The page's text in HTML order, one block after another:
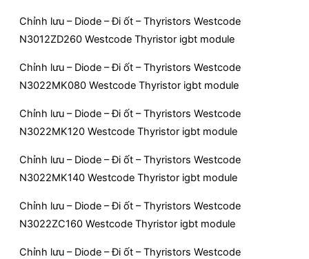
Chỉnh lưu – Diode – Đi ốt – Thyristors Westcode
N3012ZD260 Westcode Thyristor igbt module
Chỉnh lưu – Diode – Đi ốt – Thyristors Westcode
N3022MK080 Westcode Thyristor igbt module
Chỉnh lưu – Diode – Đi ốt – Thyristors Westcode
N3022MK120 Westcode Thyristor igbt module
Chỉnh lưu – Diode – Đi ốt – Thyristors Westcode
N3022MK140 Westcode Thyristor igbt module
Chỉnh lưu – Diode – Đi ốt – Thyristors Westcode
N3022ZC160 Westcode Thyristor igbt module
Chỉnh lưu – Diode – Đi ốt – Thyristors Westcode